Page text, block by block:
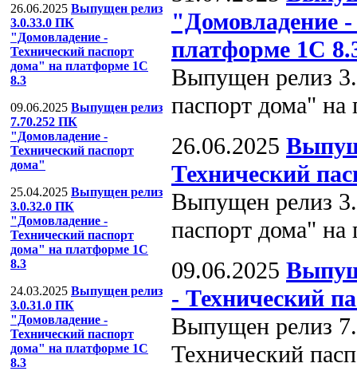
26.06.2025 Выпущен релиз
3.0.33.0 ПК
"Домовладение -
Технический паспорт
дома" на платформе 1С
8.3
09.06.2025 Выпущен релиз
7.70.252 ПК
"Домовладение -
Технический паспорт
дома"
25.04.2025 Выпущен релиз
3.0.32.0 ПК
"Домовладение -
Технический паспорт
дома" на платформе 1С
8.3
24.03.2025 Выпущен релиз
3.0.31.0 ПК
"Домовладение -
Технический паспорт
дома" на платформе 1С
8.3
"Домовладение
платформе 1С
Выпущен релиз
паспорт дома"
26.06.2025
Технический
Выпущен релиз
паспорт дома"
09.06.2025
- Технический
Выпущен релиз
Технический